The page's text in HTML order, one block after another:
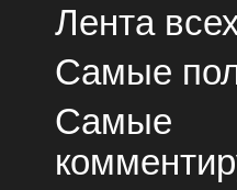
Лента
Самые
Самые